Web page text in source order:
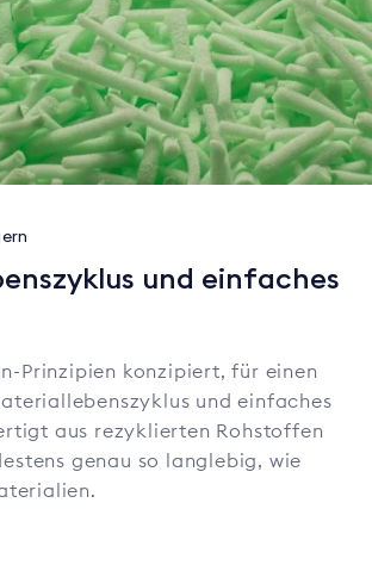
und einfaches
Prinzipien konzipiert, für einen
und einfaches
aus rezyklierten Rohstoffen
genau so langlebig, wie